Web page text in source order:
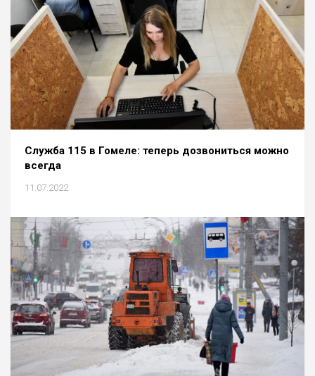
Служба 115 в Гомеле: теперь дозвониться можно
всегда
11.07.2022